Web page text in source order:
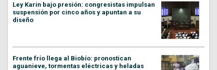
Ley Karin bajo presión: congresistas impulsan
suspensión por cinco años y apuntan a su
diseño
Frente frío llega al Biobío: pronostican
aguanieve, tormentas eléctricas y heladas